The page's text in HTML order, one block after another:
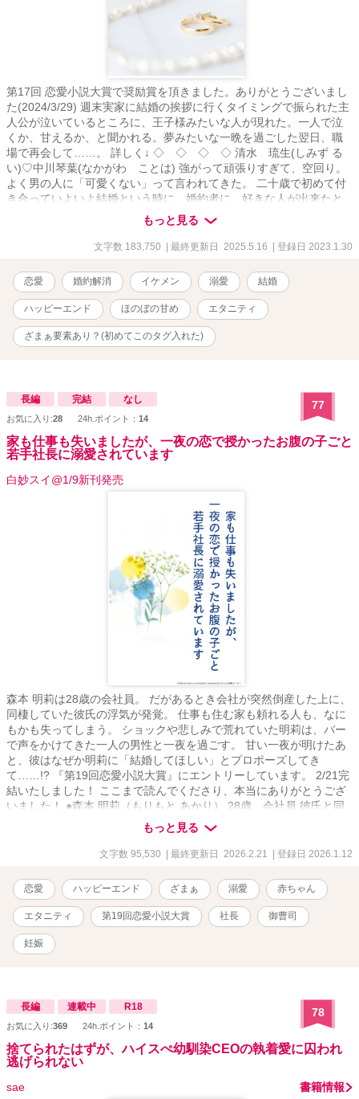
第17回 恋愛小説大賞で奨励賞を頂きました。ありがとうございまし
た(2024/3/29) 週末実家に結婚の挨拶に行くタイミングで振られた主
人公が泣いているところに、王子様みたいな人が現れた。一人で泣
くか、甘えるか、と聞かれる。夢みたいな一晩を過ごした翌日、職
場で再会して……。 詳しく↓ ◇ ◇ ◇ ◇ 清水 琉生(しみず る
い)♡中川琴葉(なかがわ ことは) 強がって頑張りすぎて、空回り。
よく男の人に「可愛くない」って言われてきた。 二十歳で初めて付
き合っていよいよ結婚という時に、婚約者に、好きな人が出来たと
振られた夜。 王子様みたいな人に愛された。 自分にそんなことがで
きるなんて思わなかった、一度限りの、夢みたいな夜。 ところが、
その王子様・琉生と職場で再会。 元婚約者も、その浮気相手も、同
さらに浮気相手は琉生のことも気になるみたい。 もうこんなの……
カオスだ。
もっと見る
文字数 183,750 | 最終更新日 2025.5.16 | 登録日 2023.1.30
恋愛 婚約解消 イケメン 溺愛 結婚
ハッピーエンド ほのぼの甘め エタニティ
ざまぁ要素あり？(初めてこのタグ入れた)
長編 完結 なし
お気に入り:28 24h.ポイント： 14
77
家も仕事も失いましたが、一夜の恋で授かったお腹の子ごと
若手社長に溺愛されています
白妙スイ@1/9新刊発売
森本 明莉は28歳の会社員。 だがあるとき会社が突然倒産した上に、
同棲していた彼氏の浮気が発覚。 仕事も住む家も頼れる人も、なに
もかも失ってしまう。 ショックや悲しみで荒れていた明莉は、バー
で声をかけてきた一人の男性と一夜を過ごす。 甘い一夜が明けたあ
と、彼はなぜか明莉に「結婚してほしい」とプロポーズしてき
て……!? 『第19回恋愛小説大賞』にエントリーしています。 2/21完
結いたしました！ ここまで読んでくださり、本当にありがとうござ
いました！ ●森本 明莉（もりもと あかり） 28歳、会社員 彼氏と同
棲していたが、浮気をされて、出ていかれる ●泉谷 巳影（いずみや
みかげ） 28歳、会社社長 バーで明莉に声をかけた男性 早逝した母
の会社を継いで、若手社長を務めている 明莉に対して、思うところ
もっと見る
文字数 95,530 | 最終更新日 2026.2.21 | 登録日 2026.1.12
恋愛 ハッピーエンド ざまぁ 溺愛 赤ちゃん
エタニティ 第19回恋愛小説大賞 社長 御曹司
妊娠
長編 連載中 R18
お気に入り:369 24h.ポイント： 14
78
捨てられたはずが、ハイスぺ幼馴染CEOの執着愛に囚われ
逃げられない
sae 書籍情報